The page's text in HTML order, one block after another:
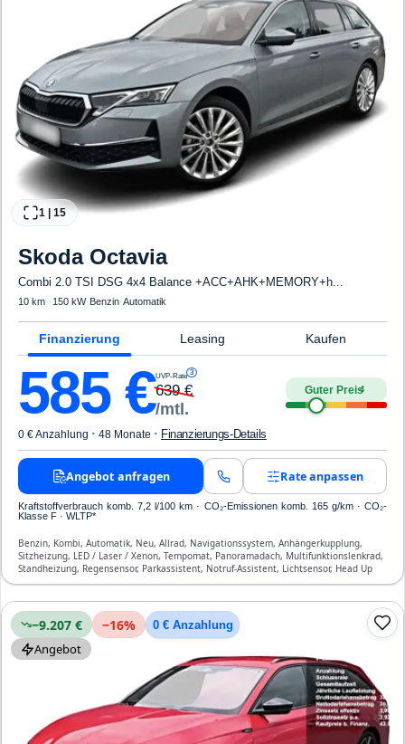
1 15
Skoda Octavia
Combi 2.0 TSI DSG 4x4 Balance +ACC+AHK+MEMORY+h...
10 km· · 150 kW· Benzin·Automatik
Finanzierung Leasing Kaufen
585€UVP-Rate 3
639€
/mtl.
Guter Preis4
0 € Anzahlung · 48 Monate · Finanzierungs-Details
Angebot anfragen Rate anpassen
Kraftstoffverbrauch komb. 7,2 l/100 km · CO₂-Emissionen komb. 165 g/km · CO₂-
Klasse F · WLTP*
Benzin, Kombi, Automatik, Neu, Allrad, Navigationssystem, Anhängerkupplung,
Sitzheizung, LED / Laser / Xenon, Tempomat, Panoramadach, Multifunktionslenkrad,
Standheizung, Regensensor, Parkassistent, Notruf-Assistent, Lichtsensor, Head Up
Display, Start/Stopp-Automatik, Verkehrszeichen-Erkennung, ESP, ABS,
−9.207 € −16% 0 € Anzahlung
Angebot